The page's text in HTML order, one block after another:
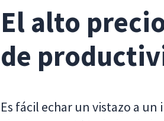
El alto
de
Es fácil echar un vistazo a